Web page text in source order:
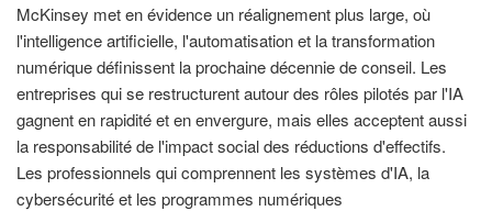
McKinsey met en évidence un réalignement plus large, où
l'intelligence artificielle, l'automatisation et la transformation
numérique définissent la prochaine décennie de conseil. Les
entreprises qui se restructurent autour des rôles pilotés par l'IA
gagnent en rapidité et en envergure, mais elles acceptent aussi
la responsabilité de l'impact social des réductions d'effectifs.
Les professionnels qui comprennent les systèmes d'IA, la
cybersécurité et les programmes numériques